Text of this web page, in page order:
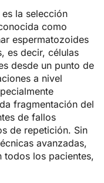
la selección
como
espermatozoides
es decir, células
desde un punto de
a nivel
fragmentación del
de fallos
de repetición. Sin
avanzadas,
todos los pacientes,